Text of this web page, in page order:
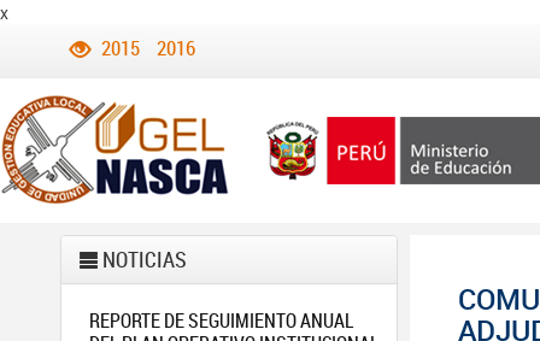
x
2015 2016
NOTICIAS
REPORTE DE SEGUIMIENTO ANUAL